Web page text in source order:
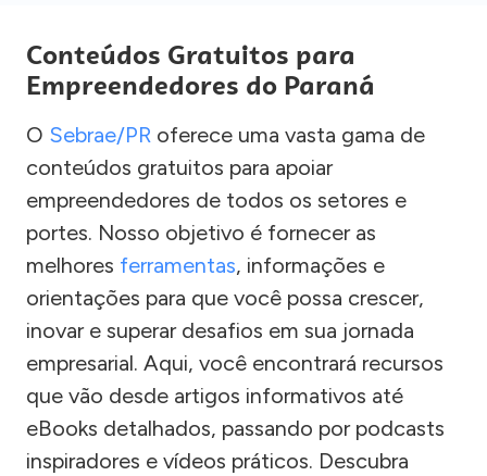
Conteúdos Gratuitos para
Empreendedores do Paraná
O Sebrae/PR oferece uma vasta gama de
conteúdos gratuitos para apoiar
empreendedores de todos os setores e
portes. Nosso objetivo é fornecer as
melhores ferramentas, informações e
orientações para que você possa crescer,
inovar e superar desafios em sua jornada
empresarial. Aqui, você encontrará recursos
que vão desde artigos informativos até
eBooks detalhados, passando por podcasts
inspiradores e vídeos práticos. Descubra